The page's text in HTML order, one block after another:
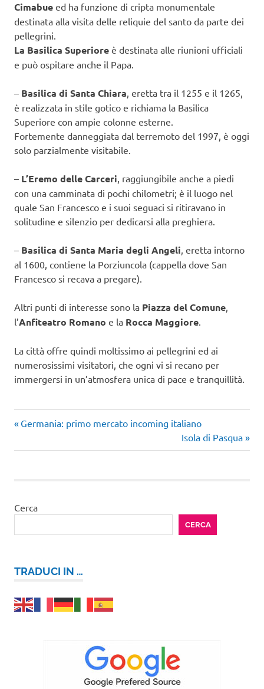
Cimabue ed ha funzione di cripta monumentale
destinata alla visita delle reliquie del santo da parte dei
pellegrini.
La Basilica Superiore è destinata alle riunioni ufficiali
e può ospitare anche il Papa.
– Basilica di Santa Chiara, eretta tra il 1255 e il 1265,
è realizzata in stile gotico e richiama la Basilica
Superiore con ampie colonne esterne.
Fortemente danneggiata dal terremoto del 1997, è oggi
solo parzialmente visitabile.
– L’Eremo delle Carceri, raggiungibile anche a piedi
con una camminata di pochi chilometri; è il luogo nel
quale San Francesco e i suoi seguaci si ritiravano in
solitudine e silenzio per dedicarsi alla preghiera.
– Basilica di Santa Maria degli Angeli, eretta intorno
al 1600, contiene la Porziuncola (cappella dove San
Francesco si recava a pregare).
Altri punti di interesse sono la Piazza del Comune,
l’Anfiteatro Romano e la Rocca Maggiore.
La città offre quindi moltissimo ai pellegrini ed ai
numerosissimi visitatori, che ogni vi si recano per
immergersi in un’atmosfera unica di pace e tranquillità.
end
Navigazione
articoli
Articolo
Germania: primo mercato incoming italiano
Articolo
successivo:
Isola di Pasqua
Cerca
CERCA
TRADUCI IN …